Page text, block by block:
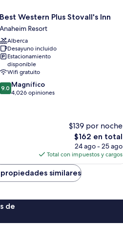
Best
Western
Plus
Stovall's
Inn
Anaheim
Resort
Best Western Plus Stovall's Inn
Anaheim Resort
Alberca
Desayuno incluido
Estacionamiento
disponible
Wifi gratuito
9.0
de
9.0 Magnífico
4,026 opiniones
$139 por noche
El
precio
actual
es
de
$162
$162 en total
24 ago - 25 ago
Total con impuestos y cargos
similares
de